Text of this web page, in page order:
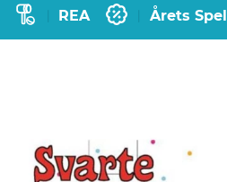
REA Årets Spel